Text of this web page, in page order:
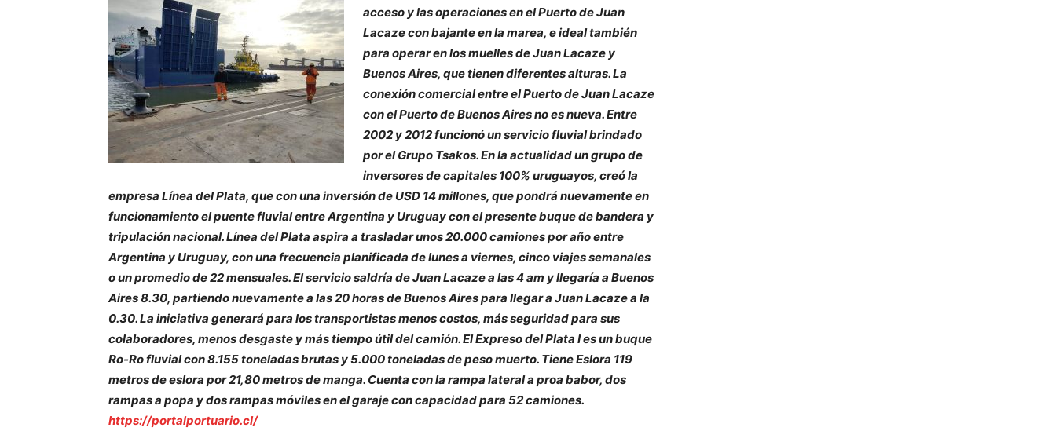
acceso y las operaciones en el Puerto de Juan
Lacaze con bajante en la marea, e ideal también
para operar en los muelles de Juan Lacaze y
Buenos Aires, que tienen diferentes alturas. La
conexión comercial entre el Puerto de Juan Lacaze
con el Puerto de Buenos Aires no es nueva. Entre
2002 y 2012 funcionó un servicio fluvial brindado
por el Grupo Tsakos. En la actualidad un grupo de
inversores de capitales 100% uruguayos, creó la
empresa Línea del Plata, que con una inversión de USD 14 millones, que pondrá nuevamente en
funcionamiento el puente fluvial entre Argentina y Uruguay con el presente buque de bandera y
tripulación nacional. Línea del Plata aspira a trasladar unos 20.000 camiones por año entre
Argentina y Uruguay, con una frecuencia planificada de lunes a viernes, cinco viajes semanales
o un promedio de 22 mensuales. El servicio saldría de Juan Lacaze a las 4 am y llegaría a Buenos
Aires 8.30, partiendo nuevamente a las 20 horas de Buenos Aires para llegar a Juan Lacaze a la
0.30. La iniciativa generará para los transportistas menos costos, más seguridad para sus
colaboradores, menos desgaste y más tiempo útil del camión. El Expreso del Plata I es un buque
Ro-Ro fluvial con 8.155 toneladas brutas y 5.000 toneladas de peso muerto. Tiene Eslora 119
metros de eslora por 21,80 metros de manga. Cuenta con la rampa lateral a proa babor, dos
rampas a popa y dos rampas móviles en el garaje con capacidad para 52 camiones.
https://portalportuario.cl/